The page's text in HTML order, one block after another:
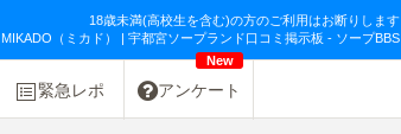
18歳未満(高校生を含む)の方のご利用はお断りします
（ミカド） | 宇都宮ソープランド口コミ掲示板 - ソープBBS
緊急レポ アンケート
New